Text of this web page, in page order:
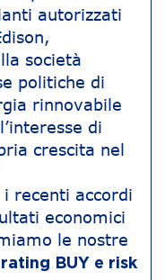
autorizzati
società
politiche di
rinnovabile
di
crescita nel
recenti accordi
economici
le nostre
BUY e risk